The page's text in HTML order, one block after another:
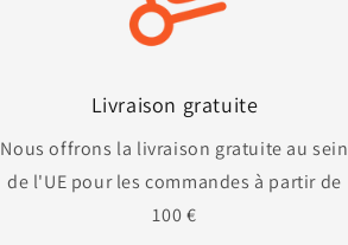
Livraison gratuite
Nous offrons la livraison gratuite au sein
de l'UE pour les commandes à partir de
100 €